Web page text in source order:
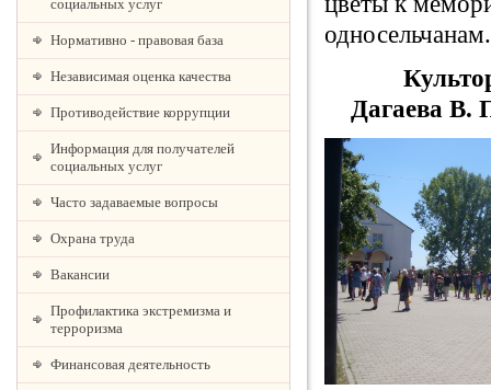
социальных услуг
Нормативно - правовая база
Независимая оценка качества
Противодействие коррупции
Информация для получателей
социальных услуг
Часто задаваемые вопросы
Охрана труда
Вакансии
Профилактика экстремизма и
терроризма
Финансовая деятельность
односельчанам.
Дагаева В.